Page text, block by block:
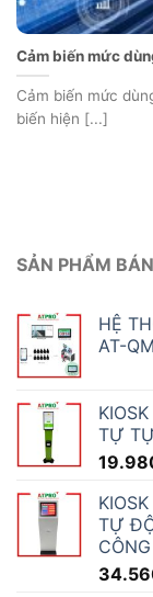
Cảm biến mức
Cảm biến mức
biến hiện [...]
SẢN PHẨM
HỆ
AT-
TỰ
TỰ
CÔNG